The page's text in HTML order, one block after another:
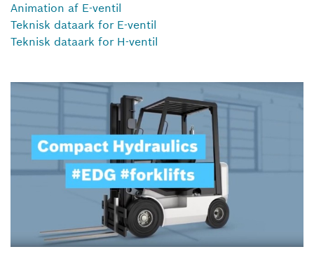
Animation af E-ventil
Teknisk dataark for E-ventil
Teknisk dataark for H-ventil